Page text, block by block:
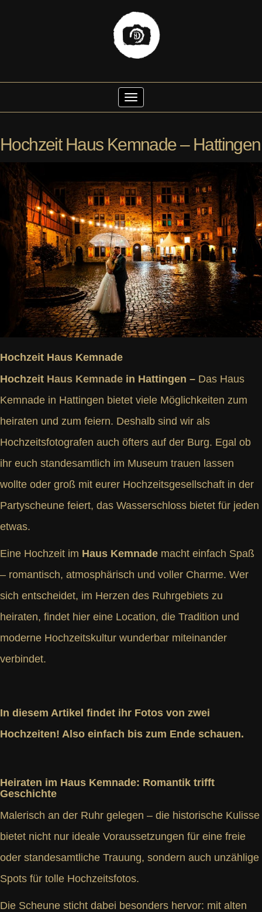
content
Toggle Navigation
Hochzeit Haus Kemnade – Hattingen
Hochzeit Haus Kemnade
Hochzeit Haus Kemnade in Hattingen – Das Haus
Kemnade in Hattingen bietet viele Möglichkeiten zum
heiraten und zum feiern. Deshalb sind wir als
Hochzeitsfotografen auch öfters auf der Burg. Egal ob
ihr euch standesamtlich im Museum trauen lassen
wollte oder groß mit eurer Hochzeitsgesellschaft in der
Partyscheune feiert, das Wasserschloss bietet für jeden
etwas.
Eine Hochzeit im Haus Kemnade macht einfach Spaß
– romantisch, atmosphärisch und voller Charme. Wer
sich entscheidet, im Herzen des Ruhrgebiets zu
heiraten, findet hier eine Location, die Tradition und
moderne Hochzeitskultur wunderbar miteinander
verbindet.
In diesem Artikel findet ihr Fotos von zwei
Hochzeiten! Also einfach bis zum Ende schauen.
Heiraten im Haus Kemnade: Romantik trifft
Geschichte
Malerisch an der Ruhr gelegen – die historische Kulisse
bietet nicht nur ideale Voraussetzungen für eine freie
oder standesamtliche Trauung, sondern auch unzählige
Spots für tolle Hochzeitsfotos.
Die Scheune sticht dabei besonders hervor: mit alten